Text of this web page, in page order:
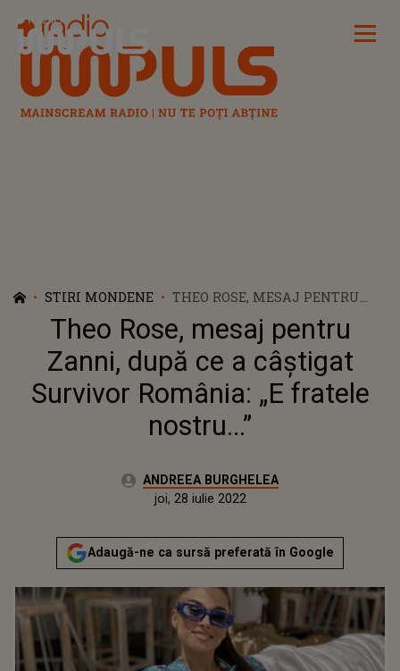
Radio Impuls
STIRI MONDENE
THEO ROSE, MESAJ PENTRU
ZANNI, DUPĂ CE A CÂȘTIGAT
SURVIVOR ROMÂNIA: „E
FRATELE NOSTRU...”
Theo Rose, mesaj pentru
Zanni, după ce a câștigat
Survivor România: „E fratele
nostru...”
Autor:ANDREEA BURGHELEA
Actualizat:
joi, 28 iulie 2022
Adaugă-ne ca sursă preferată în Google